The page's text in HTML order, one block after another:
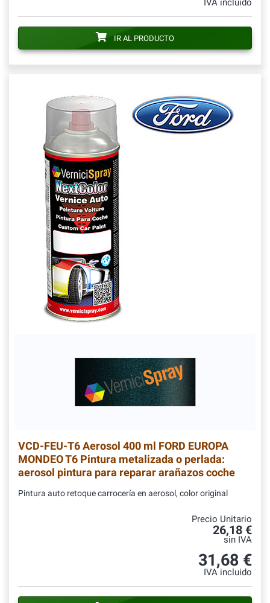
IVA incluido
IR AL PRODUCTO
VCD-FEU-T6Aerosol 400 ml FORD EUROPA
MONDEO T6 Pintura metalizada o perlada:
aerosol pintura para reparar arañazos coche
Pintura auto retoque carrocería en aerosol, color original
Precio Unitario
26,18 €
sin IVA
31,68 €
IVA incluido